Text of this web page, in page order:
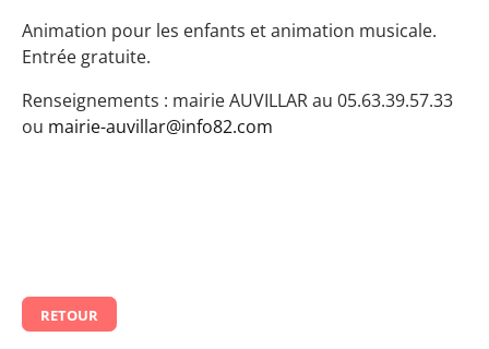
Animation pour les enfants et animation musicale.
Entrée gratuite.
Renseignements : mairie AUVILLAR au 05.63.39.57.33
ou mairie-auvillar@info82.com
RETOUR